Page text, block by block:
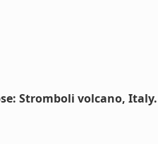
Stromboli volcano, Italy.